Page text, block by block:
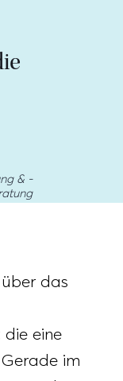
& -
das
eine
im